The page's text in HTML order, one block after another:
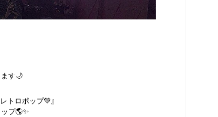
す🌙
トロポップ💚』
プ🌎✨